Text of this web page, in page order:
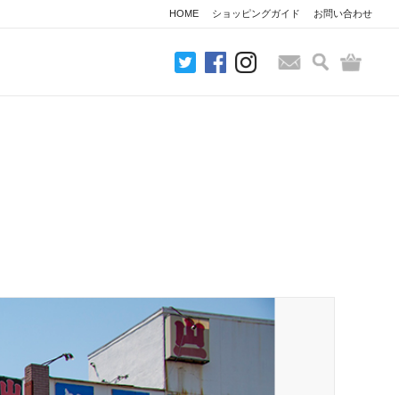
HOME ショッピングガイド お問い合わせ
お問い合わせ
検索